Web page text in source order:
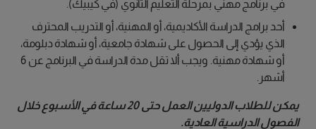
في برنامج مهني بمرحلة التعليم الثانوي (في كيبيك).
أحد برامج الدراسة الأكاديمية، أو المهنية، أو التدريب المحترف
الذي يؤدي إلى الحصول على شهادة جامعية، أو شهادة دبلومة،
أو شهادة مهنية. ويجب ألا تقل مدة الدراسة في البرنامج عن 6
أشهر.
يمكن للطلاب الدوليين العمل حتى 20 ساعة في الأسبوع خلال
الفصول الدراسية العادية.